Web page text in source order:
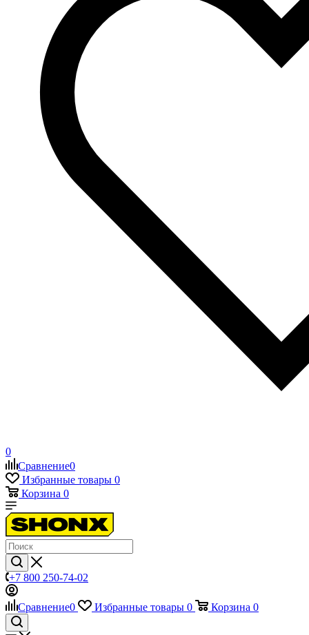
0
Сравнение0
Избранные товары 0
Корзина 0
+7 800 250-74-02
Сравнение0 Избранные товары 0 Корзина 0